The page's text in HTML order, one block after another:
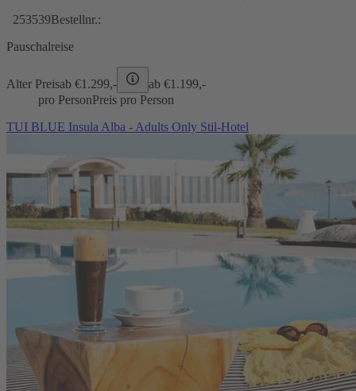
253539Bestellnr.:
Pauschalreise
Alter Preisab €1.299,- ab €1.199,-
pro PersonPreis pro Person
TUI BLUE Insula Alba - Adults Only Stil-Hotel